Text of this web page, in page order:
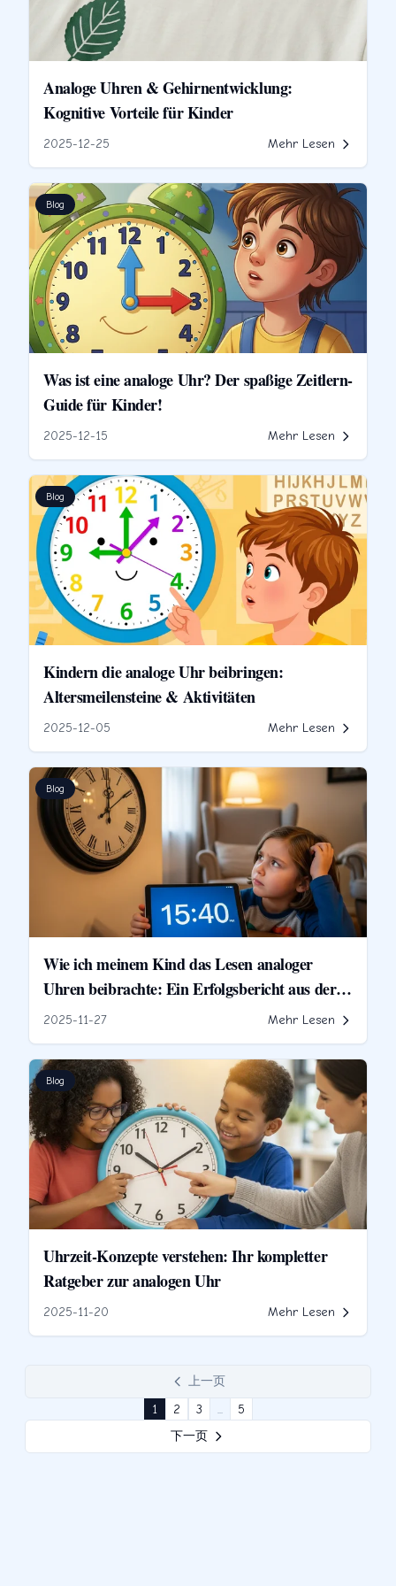
Analoge Uhren & Gehirnentwicklung:
Kognitive Vorteile für Kinder
2025-12-25 Mehr Lesen
Blog
Was ist eine analoge Uhr? Der spaßige Zeitlern-
Guide für Kinder!
2025-12-15 Mehr Lesen
Blog
Kindern die analoge Uhr beibringen:
Altersmeilensteine & Aktivitäten
2025-12-05 Mehr Lesen
Blog
Wie ich meinem Kind das Lesen analoger
Uhren beibrachte: Ein Erfolgsbericht aus der
Elternperspektive
2025-11-27 Mehr Lesen
Blog
Uhrzeit-Konzepte verstehen: Ihr kompletter
Ratgeber zur analogen Uhr
2025-11-20 Mehr Lesen
上一页
1
2 3 ...
5
下一页